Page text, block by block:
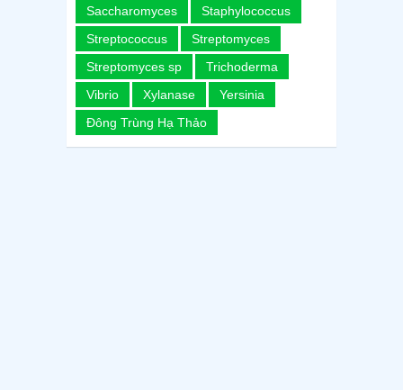
Saccharomyces
Staphylococcus
Streptococcus
Streptomyces
Streptomyces sp
Trichoderma
Vibrio
Xylanase
Yersinia
Đông Trùng Hạ Thảo